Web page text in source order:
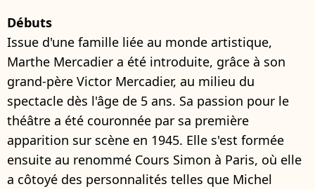
Débuts
Issue d'une famille liée au monde artistique,
Marthe Mercadier a été introduite, grâce à son
grand-père Victor Mercadier, au milieu du
spectacle dès l'âge de 5 ans. Sa passion pour le
théâtre a été couronnée par sa première
apparition sur scène en 1945. Elle s'est formée
ensuite au renommé Cours Simon à Paris, où elle
a côtoyé des personnalités telles que Michel